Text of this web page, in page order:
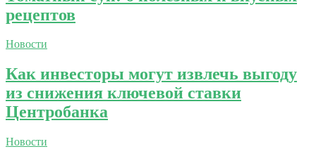
рецептов
Новости
Как инвесторы могут извлечь выгоду
из снижения ключевой ставки
Центробанка
Новости